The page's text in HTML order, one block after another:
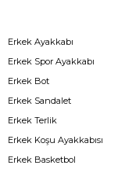
Erkek Ayakkabı
Erkek Spor Ayakkabı
Erkek Bot
Erkek Sandalet
Erkek Terlik
Erkek Koşu Ayakkabısı
Erkek Basketbol